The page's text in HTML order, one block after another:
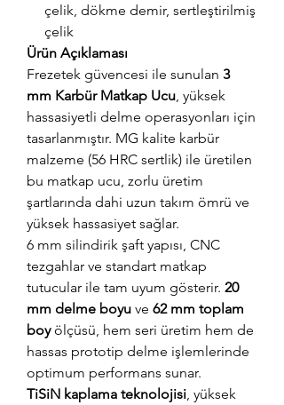
çelik, dökme demir, sertleştirilmiş
çelik
Ürün Açıklaması
Frezetek güvencesi ile sunulan 3
mm Karbür Matkap Ucu , yüksek
hassasiyetli delme operasyonları için
tasarlanmıştır. MG kalite karbür
malzeme (56 HRC sertlik) ile üretilen
bu matkap ucu, zorlu üretim
şartlarında dahi uzun takım ömrü ve
yüksek hassasiyet sağlar.
6 mm silindirik şaft yapısı, CNC
tezgahlar ve standart matkap
tutucular ile tam uyum gösterir. 20
mm delme boyu ve 62 mm toplam
boyölçüsü, hem seri üretim hem de
hassas prototip delme işlemlerinde
optimum performans sunar.
TiSiN kaplama teknolojisi , yüksek